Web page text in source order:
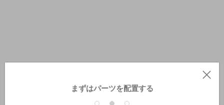
まずはパーツを配置する